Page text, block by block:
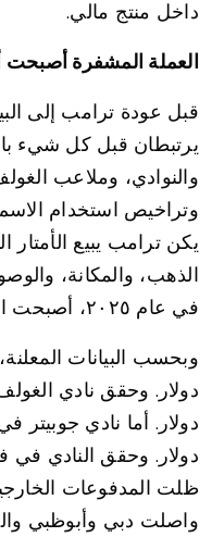
داخل منتج مالي.
العملة المشفرة أصبحت
قبل عودة ترامب إلى
يرتبطان قبل كل شيء
والنوادي، وملاعب
وتراخيص استخدام
يكن ترامب يبيع الأمتار
الذهب، والمكانة،
في عام ٢٠٢٥، أصبحت الصيغة القديمة ثانوية.
ظلت المدفوعات
واصلت دبي وأبوظبي